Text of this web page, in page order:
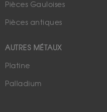
Pièces Gauloises
Pièces antiques
AUTRES MÉTAUX
Platine
Palladium